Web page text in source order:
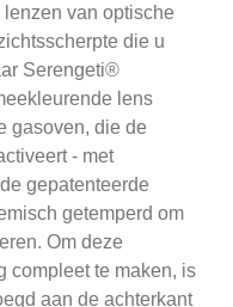
van optische
die u
Serengeti®
lens
gasoven, die de
- met
gepatenteerde
getemperd om
Om deze
compleet te maken, is
aan de achterkant